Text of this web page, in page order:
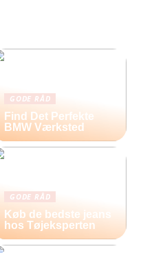
GODE RÅD
Find Det Perfekte
BMW Værksted
GODE RÅD
Køb de bedste jeans
hos Tøjeksperten